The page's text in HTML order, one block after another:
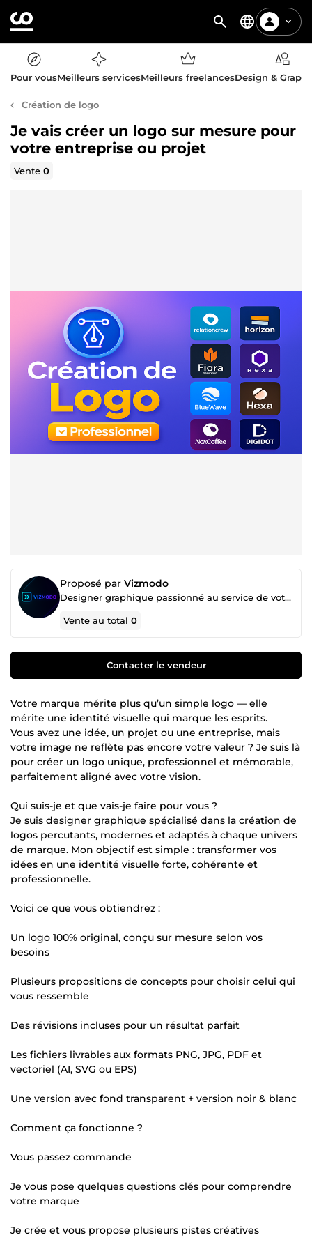
Pour vousMeilleurs servicesMeilleurs freelancesDesign &
Création de logo
Je vais créer un logo sur mesure pour
votre entreprise ou projet
Vente0
Proposé par Vizmodo
Designer graphique passionné au service de votre image
Vente au total0
Contacter le vendeur
Votre marque mérite plus qu’un simple logo — elle
mérite une identité visuelle qui marque les esprits.
Vous avez une idée, un projet ou une entreprise, mais
votre image ne reflète pas encore votre valeur ? Je suis là
pour créer un logo unique, professionnel et mémorable,
parfaitement aligné avec votre vision.
Qui suis-je et que vais-je faire pour vous ?
Je suis designer graphique spécialisé dans la création de
logos percutants, modernes et adaptés à chaque univers
de marque. Mon objectif est simple : transformer vos
idées en une identité visuelle forte, cohérente et
professionnelle.
Voici ce que vous obtiendrez :
Un logo 100% original, conçu sur mesure selon vos
besoins
Plusieurs propositions de concepts pour choisir celui qui
vous ressemble
Des révisions incluses pour un résultat parfait
Les fichiers livrables aux formats PNG, JPG, PDF et
vectoriel (AI, SVG ou EPS)
Une version avec fond transparent + version noir & blanc
Comment ça fonctionne ?
Vous passez commande
Je vous pose quelques questions clés pour comprendre
votre marque
Je crée et vous propose plusieurs pistes créatives